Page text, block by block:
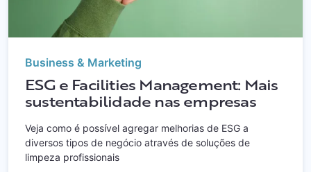
Business & Marketing
ESG e Facilities Management: Mais
sustentabilidade nas empresas
Veja como é possível agregar melhorias de ESG a
diversos tipos de negócio através de soluções de
limpeza profissionais